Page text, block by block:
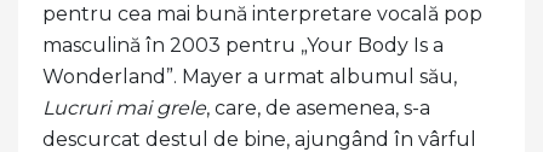
pentru cea mai bună interpretare vocală pop
masculină în 2003 pentru „Your Body Is a
Wonderland”. Mayer a urmat albumul său,
Lucruri mai grele, care, de asemenea, s-a
descurcat destul de bine, ajungând în vârful